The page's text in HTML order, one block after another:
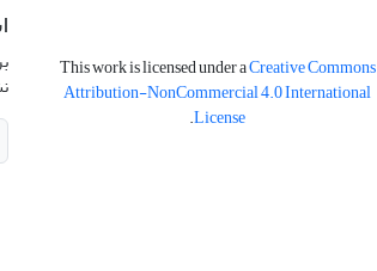
This work is licensed under aCreative Commons
Attribution-NonCommercial 4.0 International
License
.